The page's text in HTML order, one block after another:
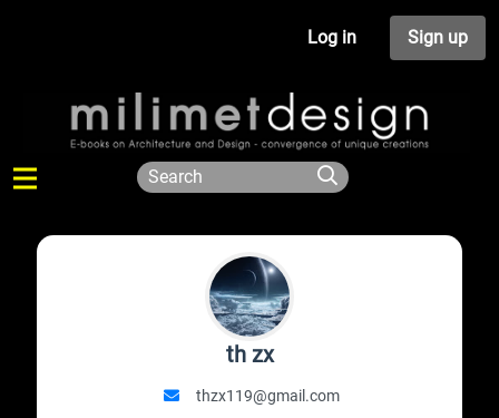
Log in Sign up
th zx
thzx119@gmail.com